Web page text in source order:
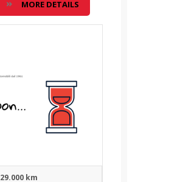
MORE DETAILS
29.000 km